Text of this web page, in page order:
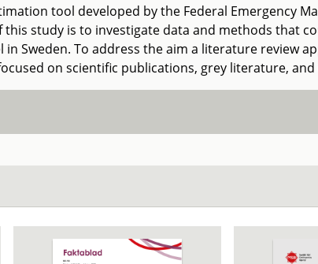
tool developed by the Federal Emergency
study is to investigate data and methods that
in Sweden. To address the aim a literature review
on scientific publications, grey literature,